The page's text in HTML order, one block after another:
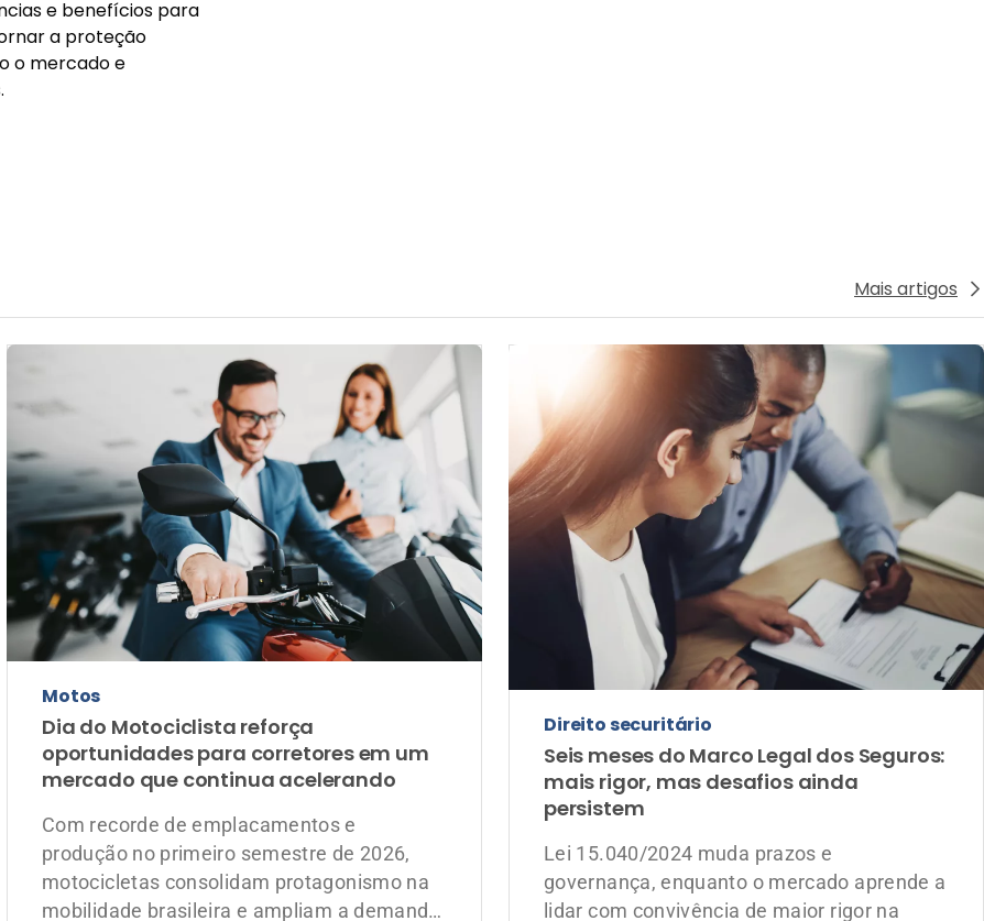
Motos
Dia do Motociclista reforça
oportunidades para corretores em um
mercado que continua acelerando
Com recorde de emplacamentos e
mobilidade brasileira e ampliam a demanda
por seguros personalizados
Direito securitário
Seis meses do Marco Legal dos Seguros:
mais rigor, mas desafios ainda
persistem
Lei 15.040/2024 muda prazos e
governança, enquanto o mercado aprende a
gestão de risco